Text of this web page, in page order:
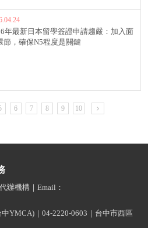
年最新日本留學簽證申請趨嚴：加入面
節，確保N5程度是關鍵
6 7 8 9 10
辦機構｜Email：
YMCA)｜04-2220-0603｜台中市西區